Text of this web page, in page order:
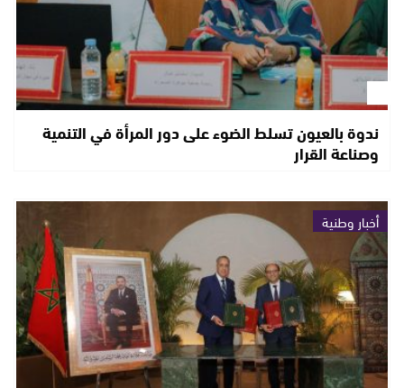
ندوة بالعيون تسلط الضوء على دور المرأة في التنمية
وصناعة القرار
أخبار وطنية